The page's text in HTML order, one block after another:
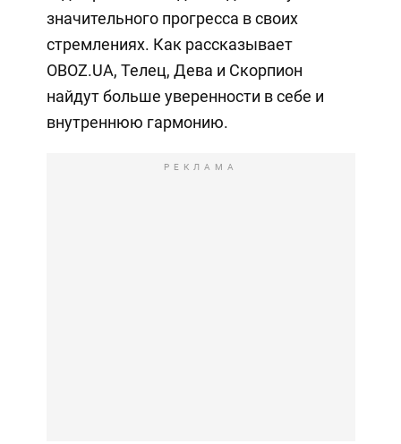
значительного прогресса в своих
стремлениях. Как рассказывает
OBOZ.UA, Телец, Дева и Скорпион
найдут больше уверенности в себе и
внутреннюю гармонию.
РЕКЛАМА